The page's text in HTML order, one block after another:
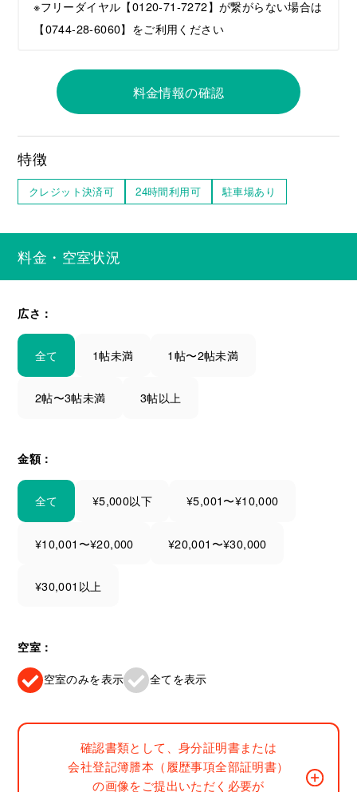
※フリーダイヤル【0120-71-7272】が繋がらない場合は
【0744-28-6060】をご利用ください
料金情報の確認
特徴
クレジット決済可 24時間利用可 駐車場あり
料金・空室状況
広さ：
全て 1帖未満 1帖〜2帖未満
2帖〜3帖未満 3帖以上
金額：
全て ¥5,000以下 ¥5,001〜¥10,000
¥10,001〜¥20,000 ¥20,001〜¥30,000
¥30,001以上
空室：
空室のみを表示 全てを表示
確認書類として、身分証明書または
会社登記簿謄本（履歴事項全部証明書）
の画像をご提出いただく必要が